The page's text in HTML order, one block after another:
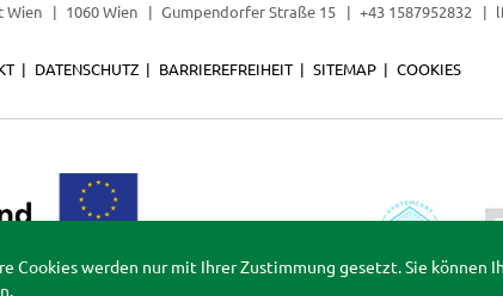
Wien 1060 Wien Gumpendorfer Straße 15 +43 1587952832
DATENSCHUTZ BARRIEREFREIHEIT SITEMAP COOKIES
werden nur mit Ihrer Zustimmung gesetzt. Sie können